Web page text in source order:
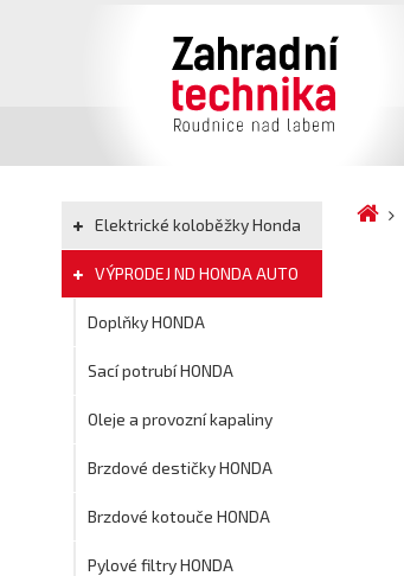
Elektrické koloběžky Honda
VÝPRODEJ ND HONDA AUTO
Doplňky HONDA
Sací potrubí HONDA
Oleje a provozní kapaliny
Brzdové destičky HONDA
Brzdové kotouče HONDA
Pylové filtry HONDA